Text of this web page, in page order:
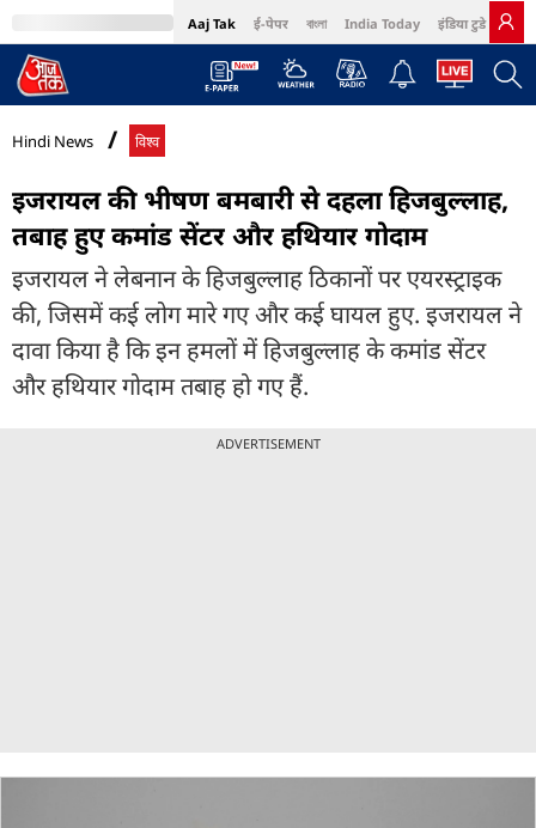
Aaj Tak ई-पेपर বাংলা India Today इंडिया टुडे हिंदी
MumbaiTak Cosmopolitan Harper's Bazaar Northeast
Hindi News विश्व
इजरायल की भीषण बमबारी से दहला हिजबुल्लाह,
तबाह हुए कमांड सेंटर और हथियार गोदाम
इजरायल ने लेबनान के हिजबुल्लाह ठिकानों पर एयरस्ट्राइक
की, जिसमें कई लोग मारे गए और कई घायल हुए. इजरायल ने
दावा किया है कि इन हमलों में हिजबुल्लाह के कमांड सेंटर
और हथियार गोदाम तबाह हो गए हैं.
ADVERTISEMENT